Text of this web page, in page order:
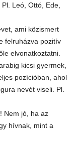
Leó, Ottó, Ede,
ami közismert
felruházva pozitív
elvonatkoztatni.
kicsi gyermek,
pozícióban, ahol
nevét viseli. Pl.
Nem jó, ha az
hívnak, mint a